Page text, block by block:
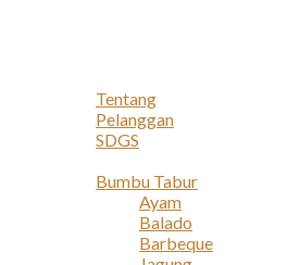
Tentang
Pelanggan
SDGS
Bumbu Tabur
Ayam
Balado
Barbeque